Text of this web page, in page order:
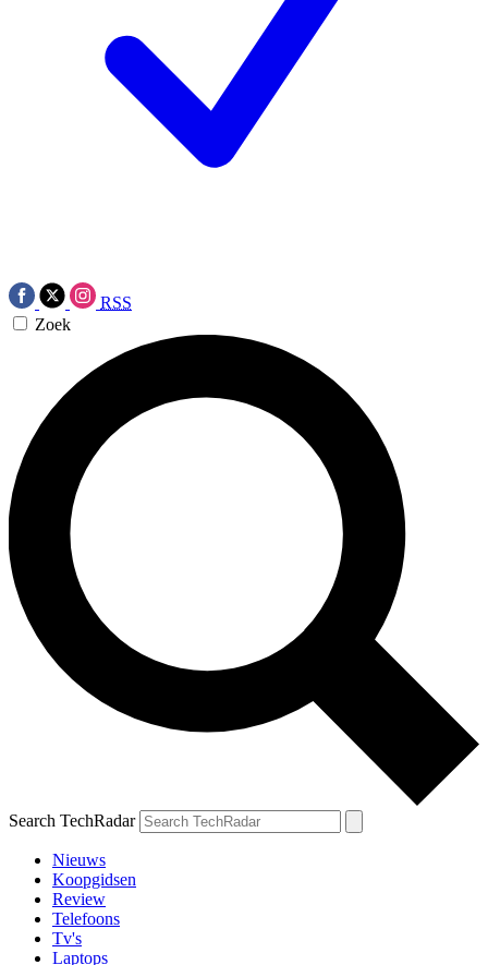
RSS
Zoek
Search TechRadar
Nieuws
Koopgidsen
Review
Telefoons
Tv's
Laptops